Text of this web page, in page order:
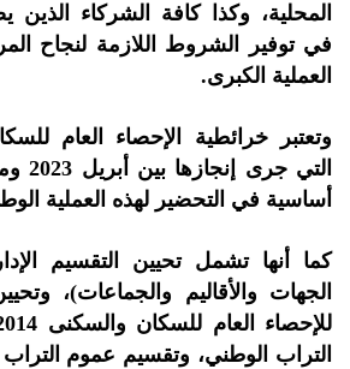
المحلية، وكذا كافة الشركاء
في توفير الشروط اللازمة لنجاح
العملية الكبرى.
أساسية في التحضير لهذه العملية
كما أنها تشمل تحيين التقسيم
الجهات والأقاليم والجماعات)،
التراب الوطني، وتقسيم عموم